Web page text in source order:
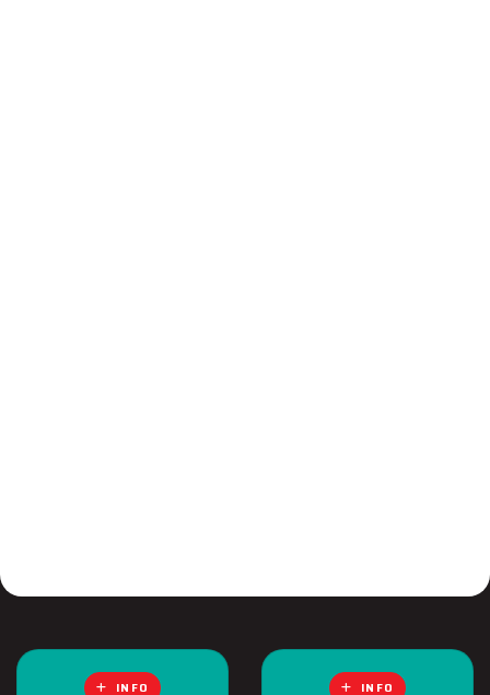
INFO INFO